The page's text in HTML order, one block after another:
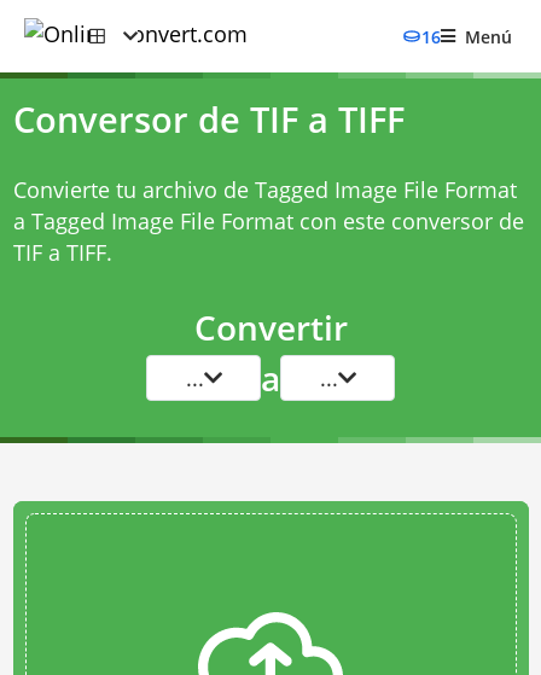
16 Menú
Conversor de TIF a TIFF
Convierte tu archivo de Tagged Image File Format
a Tagged Image File Format con este conversor de
TIF a TIFF.
Convertir
... a ...